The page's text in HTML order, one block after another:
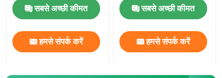
सबसे अच्छी कीमत
हमसे संपर्क करें
सबसे अच्छी कीमत
हमसे संपर्क करें